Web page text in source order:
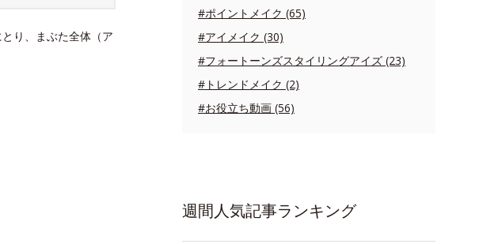
り、まぶた全体（ア
#ポイントメイク (65)
#アイメイク (30)
#フォートーンズスタイリングアイズ (23)
#トレンドメイク (2)
#お役立ち動画 (56)
週間人気記事ランキング